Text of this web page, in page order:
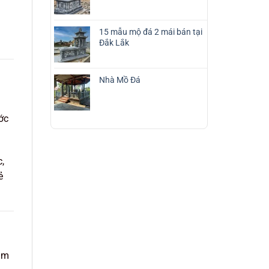
15 mẫu mộ đá 2 mái bán tại
Đắk Lắk
Nhà Mồ Đá